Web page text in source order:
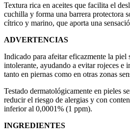
Textura rica en aceites que facilita el
cuchilla y forma una barrera protectora
cítrico y marino, que aporta una
ADVERTENCIAS
Indicado para afeitar eficazmente la piel
intolerante, ayudando a evitar rojeces e
tanto en piernas como en otras zonas
Testado dermatológicamente en pieles
reducir el riesgo de alergias y con
inferior al 0,0001% (1 ppm).
INGREDIENTES